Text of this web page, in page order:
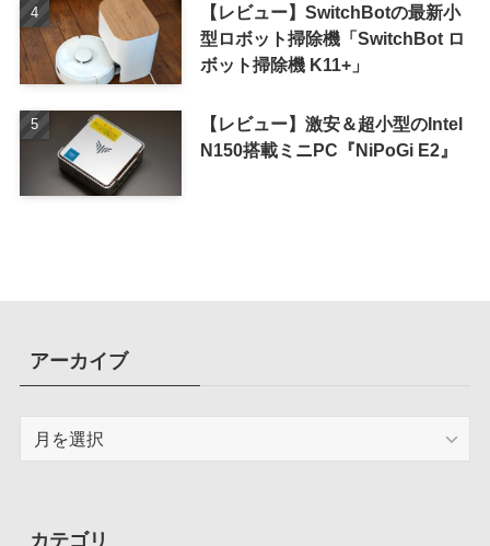
【レビュー】SwitchBotの最新小
型ロボット掃除機「SwitchBot ロ
ボット掃除機 K11+」
【レビュー】激安＆超小型のIntel
N150搭載ミニPC『NiPoGi E2』
アーカイブ
ブカテゴリ